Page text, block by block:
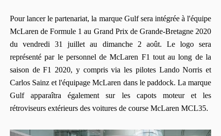
Pour lancer le partenariat, la marque Gulf sera intégrée à l'équipe
McLaren de Formule 1 au Grand Prix de Grande-Bretagne 2020
du vendredi 31 juillet au dimanche 2 août. Le logo sera
représenté par le personnel de McLaren F1 tout au long de la
saison de F1 2020, y compris via les pilotes Lando Norris et
Carlos Sainz et l'équipage McLaren dans le paddock. La marque
Gulf apparaîtra également sur les capots moteur et les
rétroviseurs extérieurs des voitures de course McLaren MCL35.